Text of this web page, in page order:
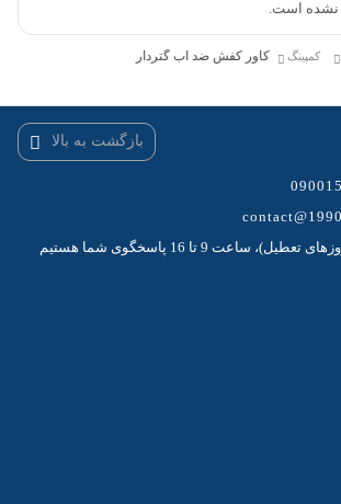
کفش دارای خاصیت الاستیکی بوده و سیلیکاژل
کاور کفش، از مواد آلی ایمن و غیر سمی
نوع کاور گتر دار بودن آن است که تا ساق پا را پوشش
نشده است.
کمپینگ کاور کفش ضد آب گتردار
بازگشت به بالا
ساعت 9 تا 16 پاسخگوی شما هستیم